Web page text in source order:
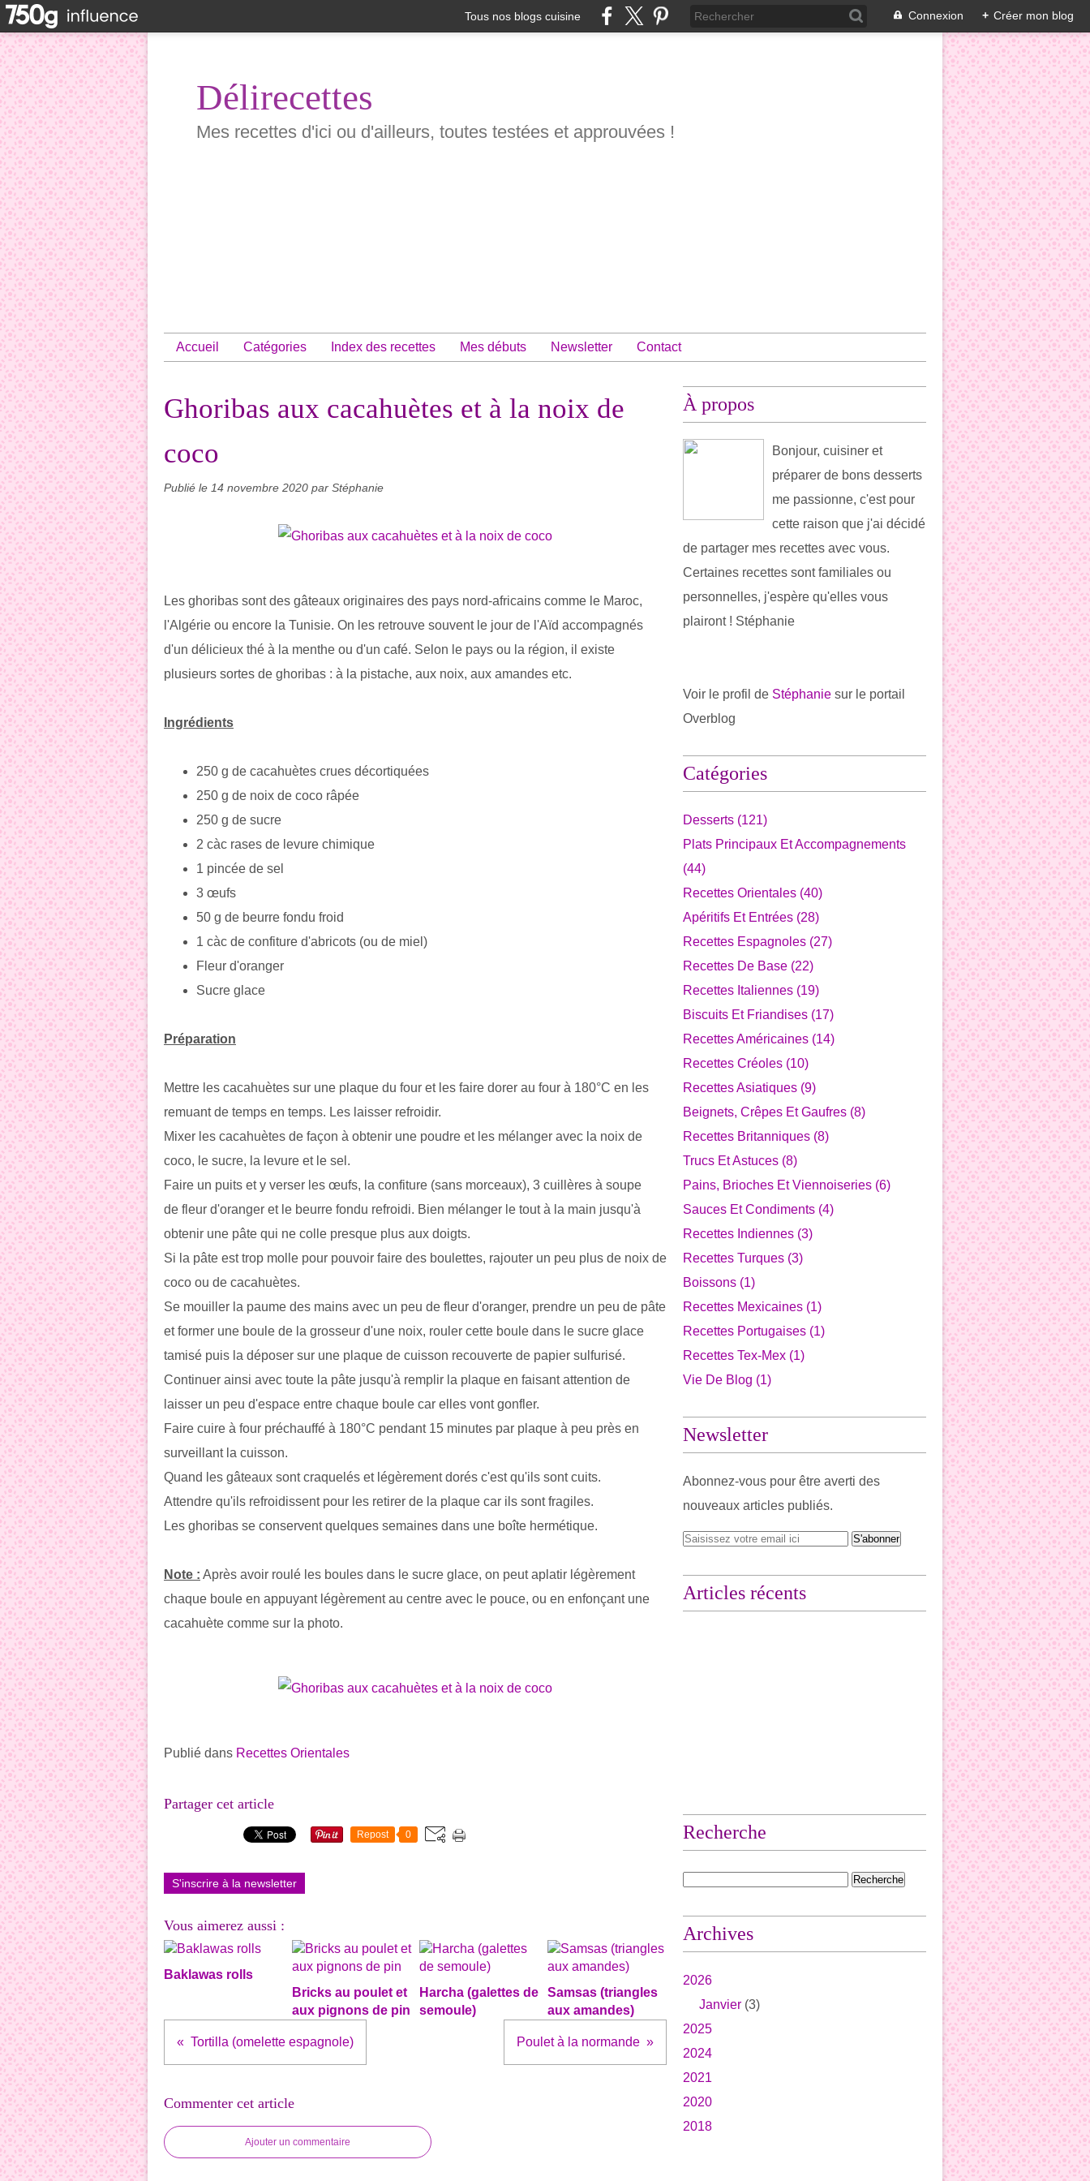
Tous nos blogs cuisine Connexion + Créer mon blog
Délirecettes
Mes recettes d'ici ou d'ailleurs, toutes testées et approuvées !
Accueil Catégories Index des recettes Mes débuts Newsletter Contact
Ghoribas aux cacahuètes et à la noix de
coco
Publié le 14 novembre 2020 par Stéphanie
Les ghoribas sont des gâteaux originaires des pays nord-africains comme le Maroc,
l'Algérie ou encore la Tunisie. On les retrouve souvent le jour de l'Aïd accompagnés
d'un délicieux thé à la menthe ou d'un café. Selon le pays ou la région, il existe
plusieurs sortes de ghoribas : à la pistache, aux noix, aux amandes etc.
Ingrédients
250 g de cacahuètes crues décortiquées
250 g de noix de coco râpée
250 g de sucre
2 càc rases de levure chimique
1 pincée de sel
3 œufs
50 g de beurre fondu froid
1 càc de confiture d'abricots (ou de miel)
Fleur d'oranger
Sucre glace
Préparation
Mettre les cacahuètes sur une plaque du four et les faire dorer au four à 180°C en les
remuant de temps en temps. Les laisser refroidir.
Mixer les cacahuètes de façon à obtenir une poudre et les mélanger avec la noix de
coco, le sucre, la levure et le sel.
Faire un puits et y verser les œufs, la confiture (sans morceaux), 3 cuillères à soupe
de fleur d'oranger et le beurre fondu refroidi. Bien mélanger le tout à la main jusqu'à
obtenir une pâte qui ne colle presque plus aux doigts.
Si la pâte est trop molle pour pouvoir faire des boulettes, rajouter un peu plus de noix de
coco ou de cacahuètes.
Se mouiller la paume des mains avec un peu de fleur d'oranger, prendre un peu de pâte
et former une boule de la grosseur d'une noix, rouler cette boule dans le sucre glace
tamisé puis la déposer sur une plaque de cuisson recouverte de papier sulfurisé.
Continuer ainsi avec toute la pâte jusqu'à remplir la plaque en faisant attention de
laisser un peu d'espace entre chaque boule car elles vont gonfler.
Faire cuire à four préchauffé à 180°C pendant 15 minutes par plaque à peu près en
surveillant la cuisson.
Quand les gâteaux sont craquelés et légèrement dorés c'est qu'ils sont cuits.
Attendre qu'ils refroidissent pour les retirer de la plaque car ils sont fragiles.
Les ghoribas se conservent quelques semaines dans une boîte hermétique.
Note : Après avoir roulé les boules dans le sucre glace, on peut aplatir légèrement
chaque boule en appuyant légèrement au centre avec le pouce, ou en enfonçant une
cacahuète comme sur la photo.
Publié dans Recettes Orientales
Partager cet article
Repost 0
S'inscrire à la newsletter
Vous aimerez aussi :
Baklawas rolls
Bricks au poulet et
aux pignons de pin
Harcha (galettes de
semoule)
Samsas (triangles
aux amandes)
Tortilla (omelette espagnole) Poulet à la normande
Commenter cet article
Ajouter un commentaire
À propos
Bonjour, cuisiner et
préparer de bons desserts
me passionne, c'est pour
cette raison que j'ai décidé
de partager mes recettes avec vous.
Certaines recettes sont familiales ou
personnelles, j'espère qu'elles vous
plairont ! Stéphanie
Voir le profil de Stéphanie sur le portail
Overblog
Catégories
Desserts (121)
Plats Principaux Et Accompagnements
(44)
Recettes Orientales (40)
Apéritifs Et Entrées (28)
Recettes Espagnoles (27)
Recettes De Base (22)
Recettes Italiennes (19)
Biscuits Et Friandises (17)
Recettes Américaines (14)
Recettes Créoles (10)
Recettes Asiatiques (9)
Beignets, Crêpes Et Gaufres (8)
Recettes Britanniques (8)
Trucs Et Astuces (8)
Pains, Brioches Et Viennoiseries (6)
Sauces Et Condiments (4)
Recettes Indiennes (3)
Recettes Turques (3)
Boissons (1)
Recettes Mexicaines (1)
Recettes Portugaises (1)
Recettes Tex-Mex (1)
Vie De Blog (1)
Newsletter
Abonnez-vous pour être averti des
nouveaux articles publiés.
Articles récents
Recherche
Archives
2026
Janvier (3)
2025
2024
2021
2020
2018